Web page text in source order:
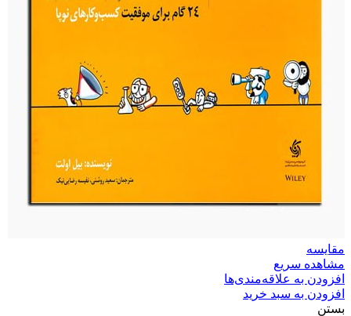
مقایسه
مشاهده سریع
افزودن به علاقه‌مندی‌ها
افزودن به سبد خرید
بستن